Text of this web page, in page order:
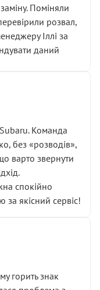
Поміняли
розвал,
Іллі за
даний
Команда
без «розводів»,
варто звернути
спокійно
якісний сервіс!
горить знак